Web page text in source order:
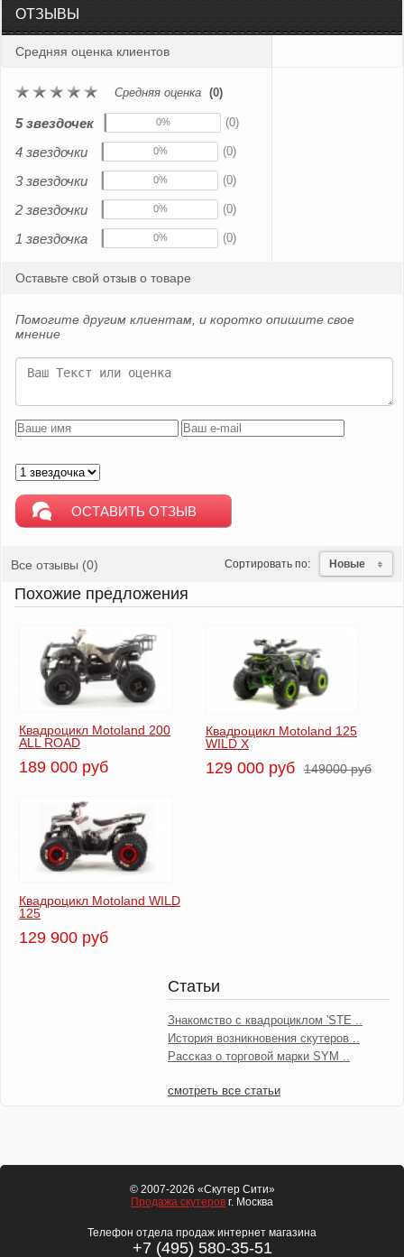
ОТЗЫВЫ
Средняя оценка клиентов
Средняя оценка (0)
5 звездочек 0% (0)
4 звездочки 0% (0)
3 звездочки 0% (0)
2 звездочки 0% (0)
1 звездочка 0% (0)
Оставьте свой отзыв о товаре
Помогите другим клиентам, и коротко опишите свое
мнение
Все отзывы (0) Сортировать по: Новые
Похожие предложения
Квадроцикл Motoland 200
ALL ROAD
189 000 руб
Квадроцикл Motoland 125
WILD X
129 000 руб 149000 руб
Квадроцикл Motoland WILD
125
129 900 руб
Статьи
Знакомство с квадроциклом 'STE ..
История возникновения скутеров ..
Рассказ о торговой марки SYM ..
смотреть все статьи
© 2007-2026 «Скутер Сити»
Продажа скутеров г. Москва
Телефон отдела продаж интернет магазина
+7 (495) 580-35-51